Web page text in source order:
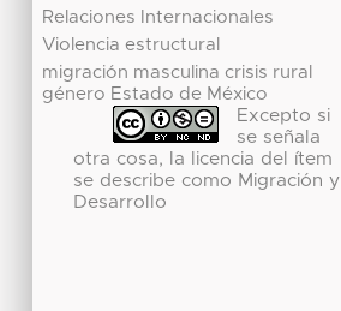
Relaciones Internacionales
Violencia estructural
migración masculina crisis rural
género Estado de México
Excepto si
se señala
otra cosa, la licencia del ítem
se describe como Migración y
Desarrollo